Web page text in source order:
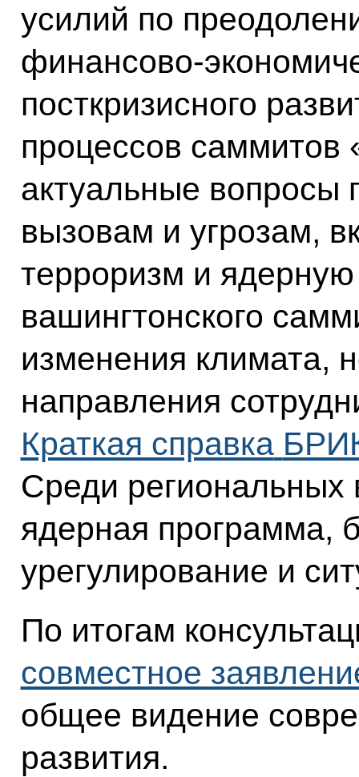
усилий по
финансово-
посткризисного
процессов саммитов
актуальные вопросы
вызовам и угрозам,
терроризм и ядерную
вашингтонского
изменения климата,
направления
Краткая справка
Среди региональных
ядерная программа,
урегулирование и
По итогам
совместное
общее видение
развития.